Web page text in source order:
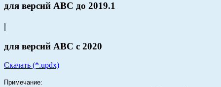
для версий АВС до 2019.1
|
для версий АВС с 2020
Скачать (*.updx)
Примечание: